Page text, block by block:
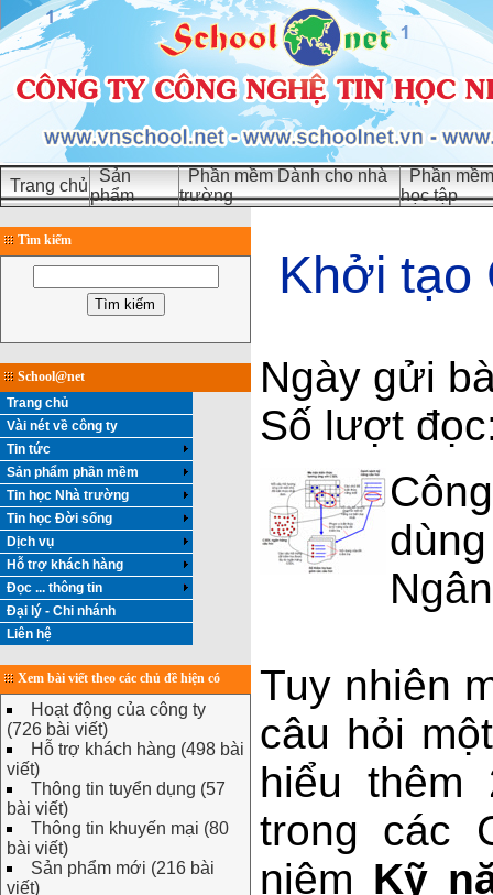
Trang chủ
Sản
phẩm
Phần mềm Dành cho nhà
trường
Phần
học tập
Tìm kiếm
School@net
Trang chủ
Vài nét về công ty
Tin tức
Sản phẩm phần mềm
Tin học Nhà trường
Tin học Đời sống
Dịch vụ
Hỗ trợ khách hàng
Đọc ... thông tin
Đại lý - Chi nhánh
Liên hệ
Xem bài viết theo các chủ đề hiện có
Hoạt động của công ty
(726 bài viết)
Hỗ trợ khách hàng (498 bài
viết)
Thông tin tuyển dụng (57
bài viết)
Thông tin khuyến mại (80
bài viết)
Sản phẩm mới (216 bài
viết)
Khởi tạo
Ngày gửi
Số lượt
Tuy nhiên
câu hỏi
hiểu
trong các
niệm Kỹ